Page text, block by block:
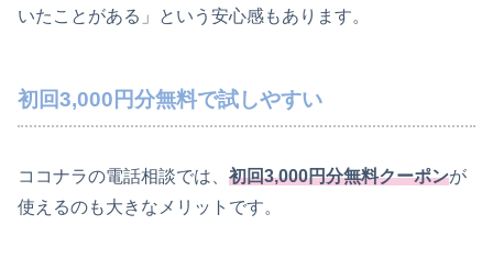
いたことがある」という安心感もあります。
初回3,000円分無料で試しやすい
ココナラの電話相談では、 初回3,000円分無料クーポンが
使えるのも大きなメリットです。